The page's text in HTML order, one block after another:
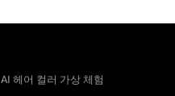
AI 헤어 컬러 가상 체험